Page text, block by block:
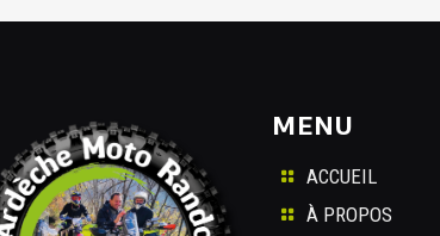
MENU
ACCUEIL
À PROPOS